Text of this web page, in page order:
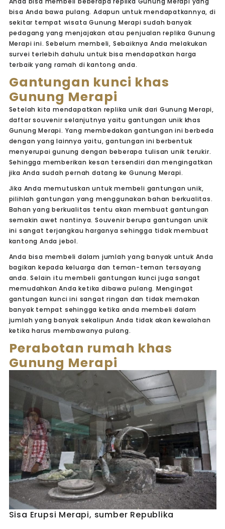
bisa Anda bawa pulang. Adapun untuk mendapatkannya, di
sekitar tempat wisata Gunung Merapi sudah banyak
pedagang yang menjajakan atau penjualan replika Gunung
Merapi ini. Sebelum membeli, Sebaiknya Anda melakukan
survei terlebih dahulu untuk bisa mendapatkan harga
terbaik yang ramah di kantong anda.
Gantungan kunci khas
Gunung Merapi
Setelah kita mendapatkan replika unik dari Gunung Merapi,
daftar souvenir selanjutnya yaitu gantungan unik khas
Gunung Merapi. Yang membedakan gantungan ini berbeda
dengan yang lainnya yaitu, gantungan ini berbentuk
menyerupai gunung dengan beberapa tulisan unik terukir.
Sehingga memberikan kesan tersendiri dan mengingatkan
jika Anda sudah pernah datang ke Gunung Merapi.
Jika Anda memutuskan untuk membeli gantungan unik,
pilihlah gantungan yang menggunakan bahan berkualitas.
Bahan yang berkualitas tentu akan membuat gantungan
semakin awet nantinya. Souvenir berupa gantungan unik
ini sangat terjangkau harganya sehingga tidak membuat
kantong Anda jebol.
Anda bisa membeli dalam jumlah yang banyak untuk Anda
bagikan kepada keluarga dan teman-teman tersayang
anda. Selain itu membeli gantungan kunci juga sangat
memudahkan Anda ketika dibawa pulang. Mengingat
gantungan kunci ini sangat ringan dan tidak memakan
banyak tempat sehingga ketika anda membeli dalam
jumlah yang banyak sekalipun Anda tidak akan kewalahan
ketika harus membawanya pulang.
Perabotan rumah khas
Gunung Merapi
Sisa Erupsi Merapi, sumber Republika